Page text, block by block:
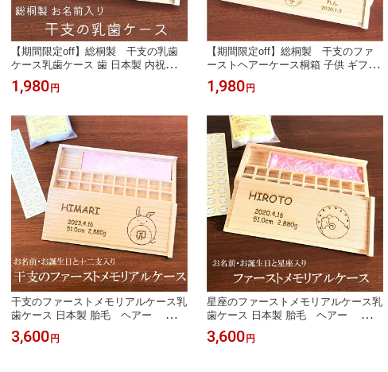
【期間限定off】総桐製 干支の乳歯
ケース乳歯ケース 歯 日本製 内祝い
おしゃれ かわいい 乳歯 干支 赤
ちゃん 送料無料 出産祝い 誕生
念品 男の子 女の子 男 女 1
歳 3歳 5歳 入学祝い 桐 国産
1,980円
【期間限定off】総桐製 干支のファ
ーストヘアーケース桐箱 子供 ギフト
日本製 1歳 2歳 3歳 内祝い おしゃれ
かわいい 送料無料 産毛 胎毛 胎毛
レゼント 保存 記念品 メモリア
ル 男の子 女の子 名入れ 手作
り 国産 桐
1,980円
干支のファーストメモリアルケース乳
歯ケース 日本製 胎毛 ヘアー おし
ゃれ かわいい 乳歯 干支 赤ちゃ
ん 送料無料 出産祝い 誕生日 プ
3,600円
星座のファーストメモリアルケース乳
歯ケース 日本製 胎毛 ヘアー おし
ゃれ かわいい 乳歯 十二星座 赤
ちゃん 送料無料 出産祝い 誕生
3,600円